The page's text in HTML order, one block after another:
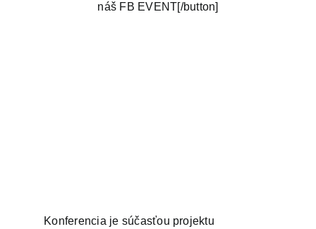
náš FB EVENT[/button]
Konferencia je súčasťou projektu